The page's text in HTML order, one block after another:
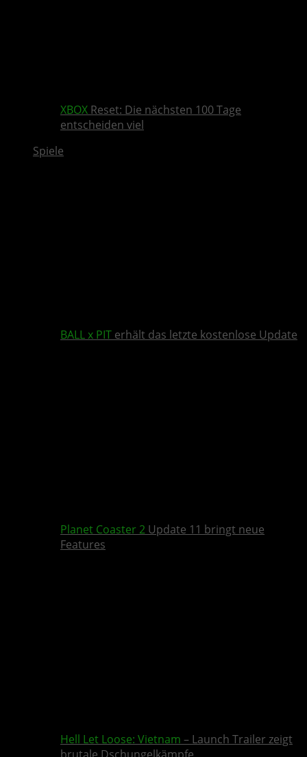
XBOX Reset: Die nächsten 100 Tage
entscheiden viel
Spiele
BALL x PIT erhält das letzte kostenlose Update
Planet Coaster 2 Update 11 bringt neue
Features
Hell Let Loose: Vietnam – Launch Trailer zeigt